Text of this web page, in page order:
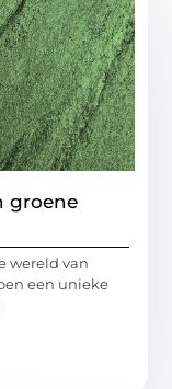
groene
wereld van
een unieke